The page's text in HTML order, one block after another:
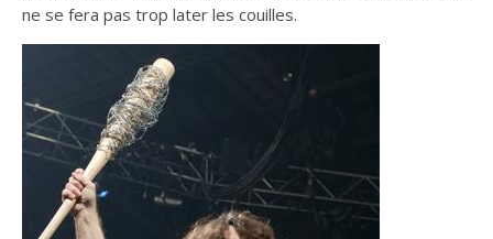
ne se fera pas trop later les couilles.